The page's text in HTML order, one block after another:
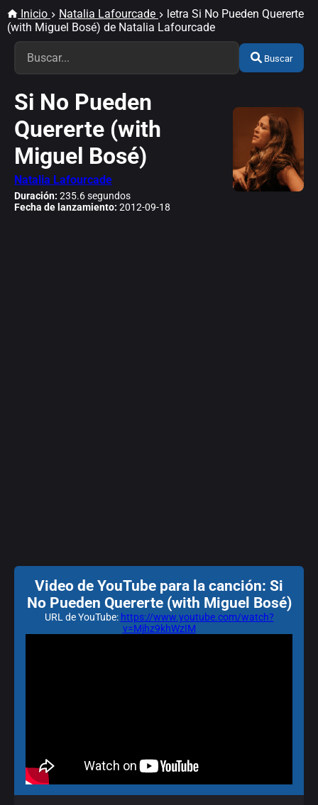
Inicio Natalia Lafourcade
letra Si No Pueden Quererte
(with Miguel Bosé) de Natalia Lafourcade
Buscar
Si No Pueden
Quererte (with
Miguel Bosé)
Natalia Lafourcade
Duración: 235.6 segundos
Fecha de lanzamiento: 2012-09-18
Video de YouTube para la canción: Si
No Pueden Quererte (with Miguel Bosé)
URL de YouTube: https://www.youtube.com/watch?
v=Mjhz9khWzIM